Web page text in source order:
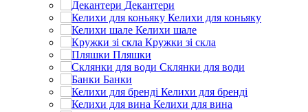
Декантери
Келихи для коньяку
Келихи шале
Кружки зі скла
Пляшки
Склянки для води
Банки
Келихи для бренді
Келихи для вина